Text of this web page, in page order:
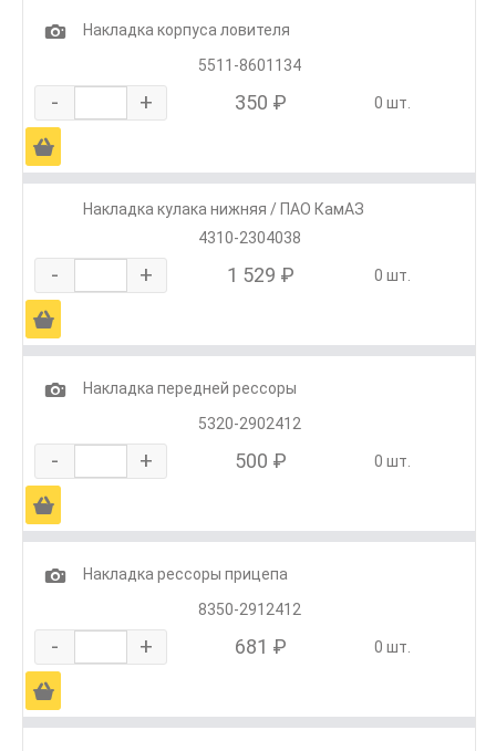
1
Накладка корпуса ловителя
5511-8601134
- + 350 ₽ 0 шт.
Ä
Накладка кулака нижняя / ПАО КамАЗ
4310-2304038
- + 1 529 ₽ 0 шт.
Ä
1
Накладка передней рессоры
5320-2902412
- + 500 ₽ 0 шт.
Ä
1
Накладка рессоры прицепа
8350-2912412
- + 681 ₽ 0 шт.
Ä